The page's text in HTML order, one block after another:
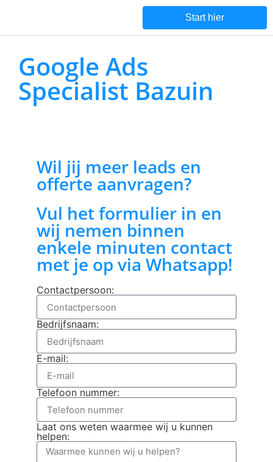
Start hier
Google Ads
Specialist Bazuin
Wil jij meer leads en
offerte aanvragen?
Vul het formulier in en
wij nemen binnen
enkele minuten contact
met je op via Whatsapp!
Contactpersoon:
Bedrijfsnaam:
E-mail:
Telefoon nummer:
Laat ons weten waarmee wij u kunnen
helpen: